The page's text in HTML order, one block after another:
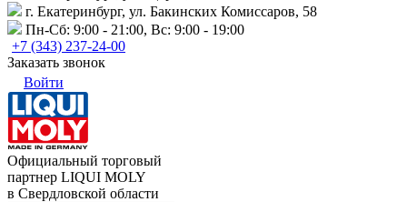
г. Екатеринбург, ул. Бакинских Комиссаров, 58
Пн-Сб: 9:00 - 21:00, Вс: 9:00 - 19:00
+7 (343) 237-24-00
Заказать звонок
Войти
Официальный торговый
партнер LIQUI MOLY
в Свердловской области